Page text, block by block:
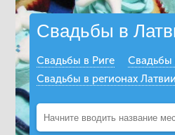
Свадьбы в
Свадьбы в Риге
Свадьбы в регионах Латвии